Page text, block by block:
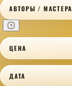
АВТОРЫ / МАСТЕРА
ЦЕНА
ДАТА